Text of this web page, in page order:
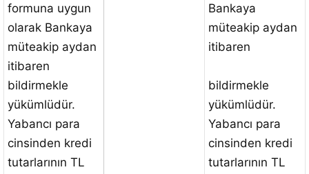
formuna uygun
olarak Bankaya
müteakip aydan
itibaren
bildirmekle
yükümlüdür.
Yabancı para
cinsinden kredi
tutarlarının TL
Bankaya
müteakip aydan
itibaren
bildirmekle
yükümlüdür.
Yabancı para
cinsinden kredi
tutarlarının TL